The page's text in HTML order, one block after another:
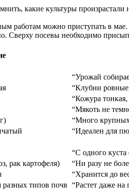
какие культуры
работам можно приступать в
Сверху посевы необходимо
“Урожай
“Клубни
“Кожура тонкая,
“Мякоть не
“Много крупных
“Идеален для
“С одного
рак картофеля)
“Ни разу не
“Хранится до
разных типов почв “Растет даже на